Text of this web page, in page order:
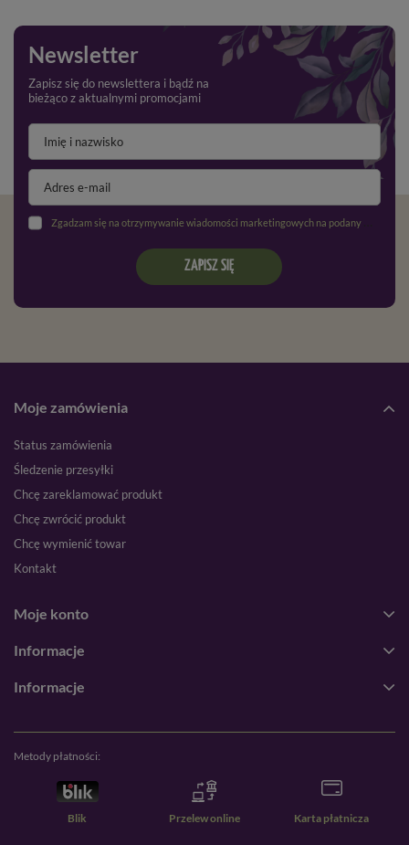
Newsletter
Zapisz się do newslettera i bądź na
bieżąco z aktualnymi promocjami
Zgadzam się na otrzymywanie wiadomości marketingowych na podany adres e-mail oraz przetwarzanie danych osobowych zgodnie z
ZAPISZ SIĘ
Moje zamówienia
Status zamówienia
Śledzenie przesyłki
Chcę zareklamować produkt
Chcę zwrócić produkt
Chcę wymienić towar
Kontakt
Moje konto
Informacje
Informacje
Metody płatności:
Blik Przelew online Karta płatnicza